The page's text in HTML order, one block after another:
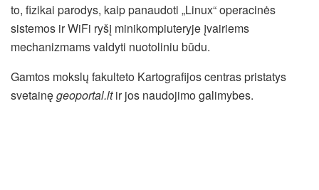
to, fizikai parodys, kaip panaudoti „Linux“ operacinės
sistemos ir WiFi ryšį minikompiuteryje įvairiems
mechanizmams valdyti nuotoliniu būdu.
Gamtos mokslų fakulteto Kartografijos centras pristatys
svetainęgeoportal.ltir jos naudojimo galimybes.